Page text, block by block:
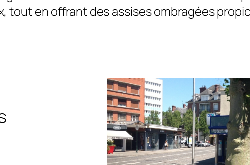
tout en offrant des assises ombragées